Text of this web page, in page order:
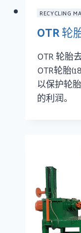
RECYCLING
OTR 轮
OTR 轮胎
OTR轮胎
以保护轮
的利润。